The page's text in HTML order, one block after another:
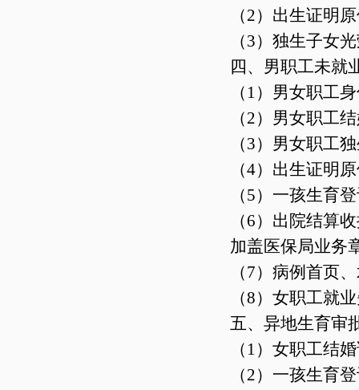
（2）出生证明
（3）独生子女
四、男职工未就
（1）男女职工
（2）男女职工
（3）男女职工
（4）出生证明
（5）一孩生育
（6）出院结算
加盖医保局业务
（7）病例首页
（8）女职工就
五、异地生育审
（1）女职工结
（2）一孩生育